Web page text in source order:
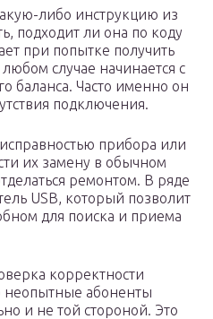
либо инструкцию из
подходит ли она по коду
при попытке получить
случае начинается с
баланса. Часто именно он
подключения.
прибора или
их замену в обычном
ремонтом. В ряде
USB, который позволит
для поиска и приема
корректности
неопытные абоненты
и не той стороной. Это